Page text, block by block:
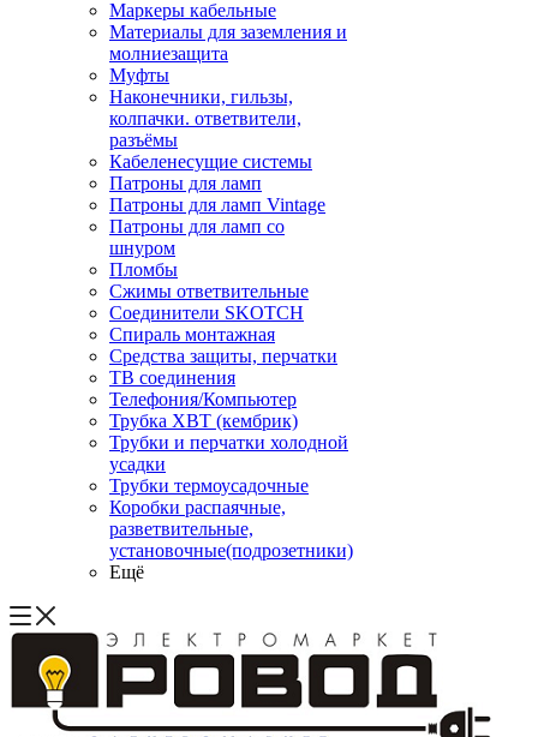
Маркеры кабельные
Материалы для заземления и
молниезащита
Муфты
Наконечники, гильзы,
колпачки. ответвители,
разъёмы
Кабеленесущие системы
Патроны для ламп
Патроны для ламп Vintage
Патроны для ламп со
шнуром
Пломбы
Сжимы ответвительные
Соединители SKOTCH
Спираль монтажная
Средства защиты, перчатки
ТВ соединения
Телефония/Компьютер
Трубка ХВТ (кембрик)
Трубки и перчатки холодной
усадки
Трубки термоусадочные
Коробки распаячные,
разветвительные,
установочные(подрозетники)
Ещё